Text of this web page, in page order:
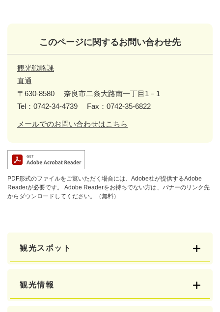
このページに関するお問い合わせ先
観光戦略課
直通
〒630-8580
奈良市二条大路南一丁目1－1
Tel：0742-34-4739
Fax：0742-35-6822
メールでのお問い合わせはこちら
PDF形式のファイルをご覧いただく場合には、Adobe社が提供するAdobe
Readerが必要です。
Adobe Readerをお持ちでない方は、バナーのリンク先
からダウンロードしてください。（無料）
観光スポット
観光情報